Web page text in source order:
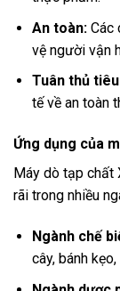
An toàn:Các
vệ người vận
Tuân thủ
tế về an toàn
Ứng dụng của
Máy dò tạp chất
rãi trong nhiều
Ngành chế
cây, bánh